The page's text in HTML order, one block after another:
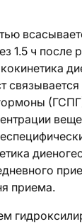
1.5 ч после
приема.